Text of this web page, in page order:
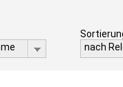
nach